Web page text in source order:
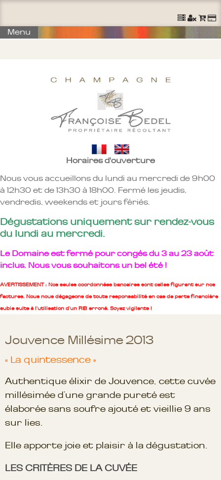
Menu
Horaires d'ouverture
Nous vous accueillons du lundi au mercredi de 9h00
à 12h30 et de 13h30 à 18h00. Fermé les jeudis,
vendredis, weekends et jours fériés.
Dégustations uniquement sur rendez-vous
du lundi au mercredi.
Le Domaine est fermé pour congés du 3 au 23 août
inclus. Nous vous souhaitons un bel été !
AVERTISSEMENT : Nos seules coordonnées bancaires sont celles figurant sur nos
factures. Nous nous dégageons de toute responsabilité en cas de perte financière
subie suite à l'utilisation d'un RIB erroné. Soyez vigilants !
Jouvence Millésime 2013
« La quintessence »
Authentique élixir de Jouvence, cette cuvée
millésimée d’une grande pureté est
élaborée sans soufre ajouté et vieillie 9 ans
sur lies.
Elle apporte joie et plaisir à la dégustation.
LES CRITÈRES DE LA CUVÉE